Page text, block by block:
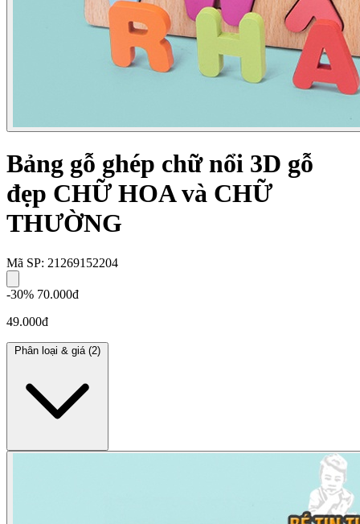
Bảng gỗ ghép chữ nổi 3D gỗ
đẹp CHỮ HOA và CHỮ
THƯỜNG
Mã SP: 21269152204
-30% 70.000đ
49.000đ
Phân loại & giá (2)